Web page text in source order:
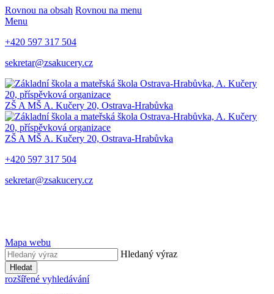
Rovnou na obsah Rovnou na menu
Menu
+420 597 317 504
sekretar@zsakucery.cz
ZŠ A MŠ A. Kučery 20, Ostrava-Hrabůvka
ZŠ A MŠ A. Kučery 20, Ostrava-Hrabůvka
+420 597 317 504
sekretar@zsakucery.cz
Mapa webu
Hledaný výraz
Hledat
rozšířené vyhledávání